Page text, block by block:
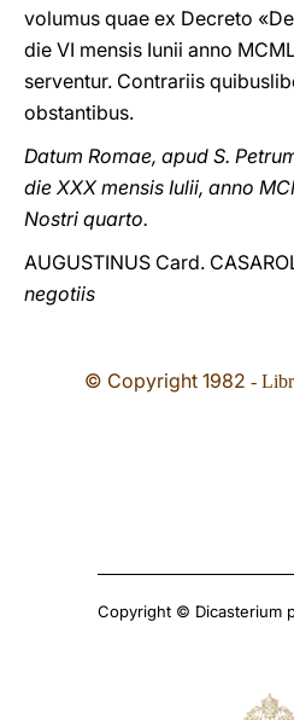
volumus quae ex Decreto
die VI mensis Iunii anno
serventur. Contrariis
obstantibus.
Datum Romae, apud S.
die XXX mensis Iulii, anno
Nostri quarto.
AUGUSTINUS Card.
negotiis
© Copyright 1982 -
Copyright © Dicasterium